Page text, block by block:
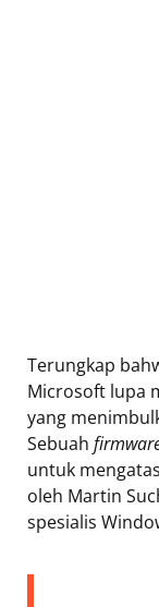
Terungkap
Microsoft lupa
yang
Sebuah
untuk
oleh Martin
spesialis